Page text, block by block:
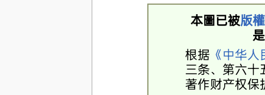
本圖已被版權
根据 《中华
三条、第六十
著作财产权保